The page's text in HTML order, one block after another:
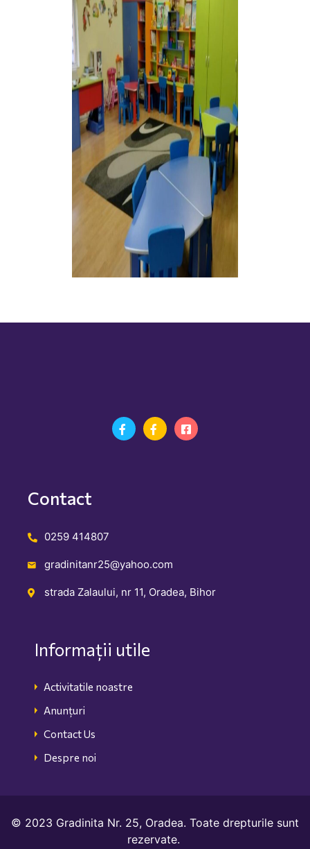
Contact
0259 414807
gradinitanr25@yahoo.com
strada Zalaului, nr 11, Oradea, Bihor
Informații utile
Activitatile noastre
Anunțuri
Contact Us
Despre noi
© 2023 Gradinita Nr. 25, Oradea. Toate drepturile sunt
rezervate.